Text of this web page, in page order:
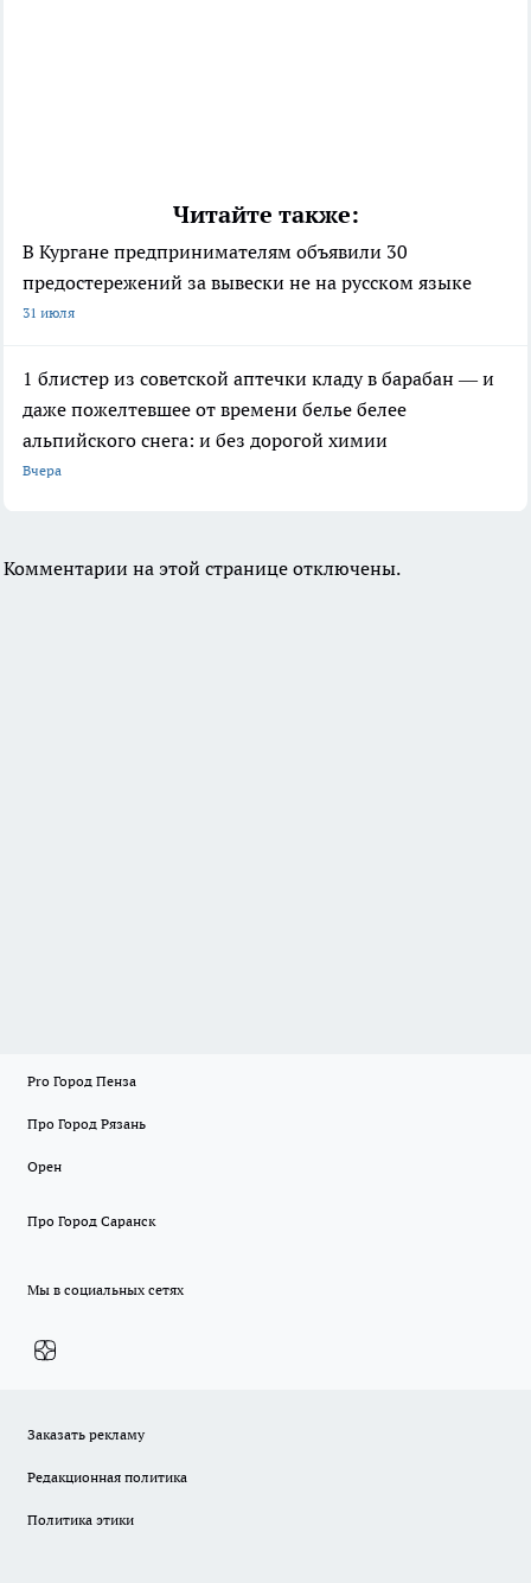
Читайте также:
В Кургане предпринимателям объявили 30
предостережений за вывески не на русском языке
31 июля
1 блистер из советской аптечки кладу в барабан — и
даже пожелтевшее от времени белье белее
альпийского снега: и без дорогой химии
Вчера
Комментарии на этой странице отключены.
Pro Город Пенза
Про Город Рязань
Орен
Про Город Саранск
Мы в социальных сетях
Заказать рекламу
Редакционная политика
Политика этики